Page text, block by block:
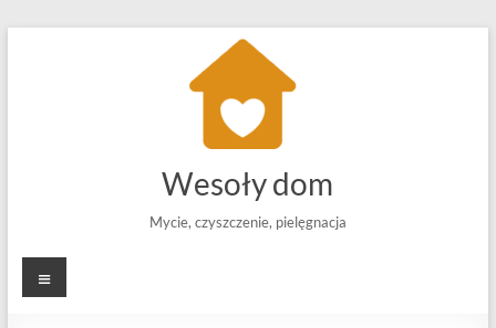
Wesoły dom
Mycie, czyszczenie, pielęgnacja
Menu